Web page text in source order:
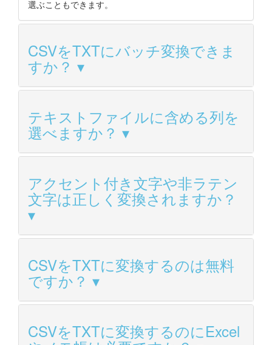
選ぶこともできます。
CSVをTXTにバッチ変換できま
すか？
テキストファイルに含める列を
選べますか？
アクセント付き文字や非ラテン
文字は正しく変換されますか？
CSVをTXTに変換するのは無料
ですか？
CSVをTXTに変換するのにExcel